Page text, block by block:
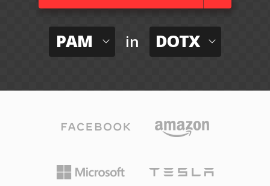
PAM in DOTX